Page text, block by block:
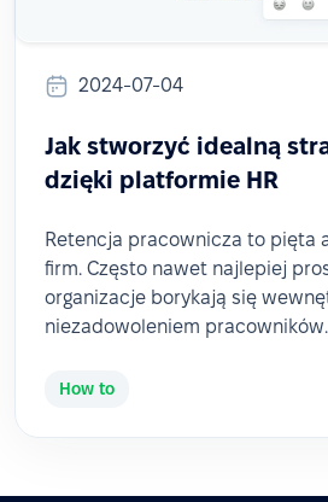
2024-07-04
Jak stworzyć idealną
dzięki platformie HR
Retencja pracownicza to pięta
firm. Często nawet najlepiej
organizacje borykają się
niezadowoleniem pracowników.
How to